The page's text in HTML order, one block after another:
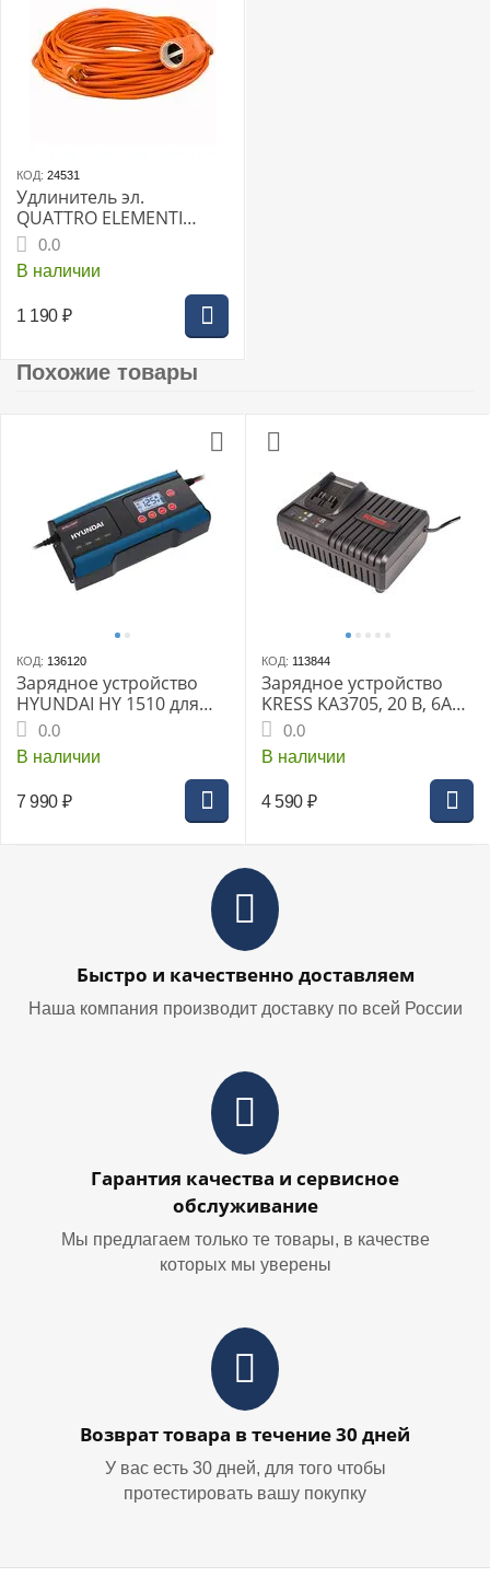
КОД: 24531
Удлинитель эл.
QUATTRO ELEMENTI
силовой У-20 20м
0.0
В наличии
1 190 ₽
Похожие товары
КОД: 136120
Зарядное устройство
HYUNDAI HY 1510 для
АКБ 12В и 24В
0.0
В наличии
7 990 ₽
КОД: 113844
Зарядное устройство
KRESS KA3705, 20 В, 6A
100/240 В, 25/45 мин,
0.72 кг
0.0
В наличии
4 590 ₽
Быстро и качественно доставляем
Наша компания производит доставку по всей России
Гарантия качества и сервисное
обслуживание
Мы предлагаем только те товары, в качестве
которых мы уверены
Возврат товара в течение 30 дней
У вас есть 30 дней, для того чтобы
протестировать вашу покупку